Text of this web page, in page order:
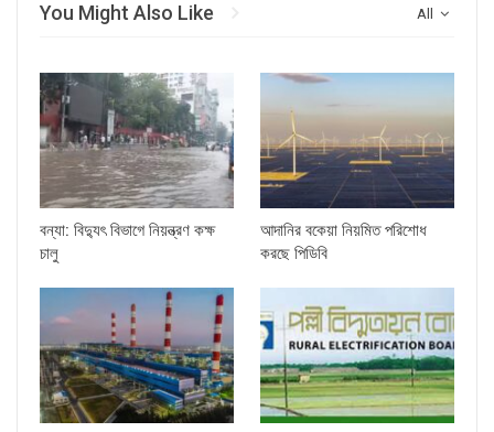
All
You Might Also Like
বন্যা: বিদ্যুৎ বিভাগে নিয়ন্ত্রণ কক্ষ
চালু
আদানির বকেয়া নিয়মিত পরিশোধ
করছে পিডিবি